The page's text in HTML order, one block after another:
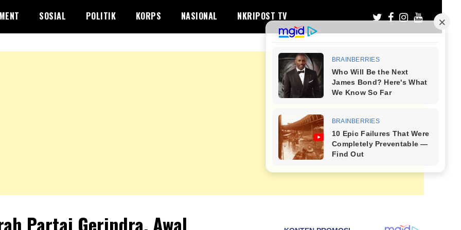
SOSIAL POLITIK KORPS NASIONAL NKRIPOST TV
Partai Gerindra, Awal